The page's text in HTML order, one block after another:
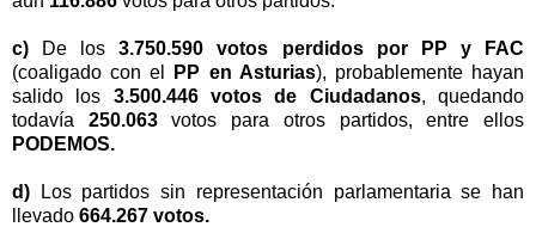
c) De los3.750.590 votos perdidos por PP y FAC
(coaligado con el
PP en Asturias), probablemente hayan
salido los 3.500.446 votos de Ciudadanos, quedando
todavía 250.063votos para otros partidos, entre ellos
PODEMOS.
d) Los partidos sin representación parlamentaria se han
llevado 664.267 votos.